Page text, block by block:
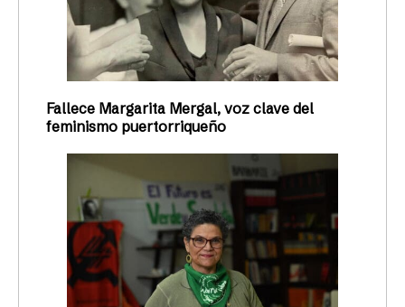
Fallece Margarita Mergal, voz clave del
feminismo puertorriqueño